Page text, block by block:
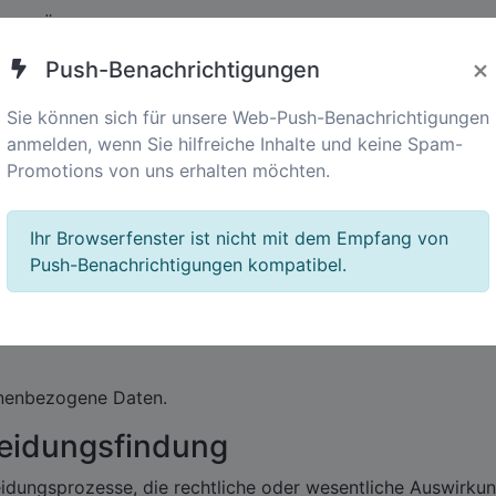
Übertragung Ihrer Daten in einem strukturierten,
widersprechen, wenn sie auf berechtigten
Ihre Einwilligung zur Verarbeitung jederzeit widerrufen.
bei Ihrer örtlichen Datenschutzbehörde einreichen,
Maßnahmen, um Ihre Daten vor
Daten.
die rechtliche oder wesentliche
Push-Benachrichtigungen ×
Sie können sich für unsere Web-Push-Benachrichtigungen
anmelden, wenn Sie hilfreiche Inhalte und keine Spam-
Promotions von uns erhalten möchten.
Ihr Browserfenster ist nicht mit dem Empfang von
Push-Benachrichtigungen kompatibel.